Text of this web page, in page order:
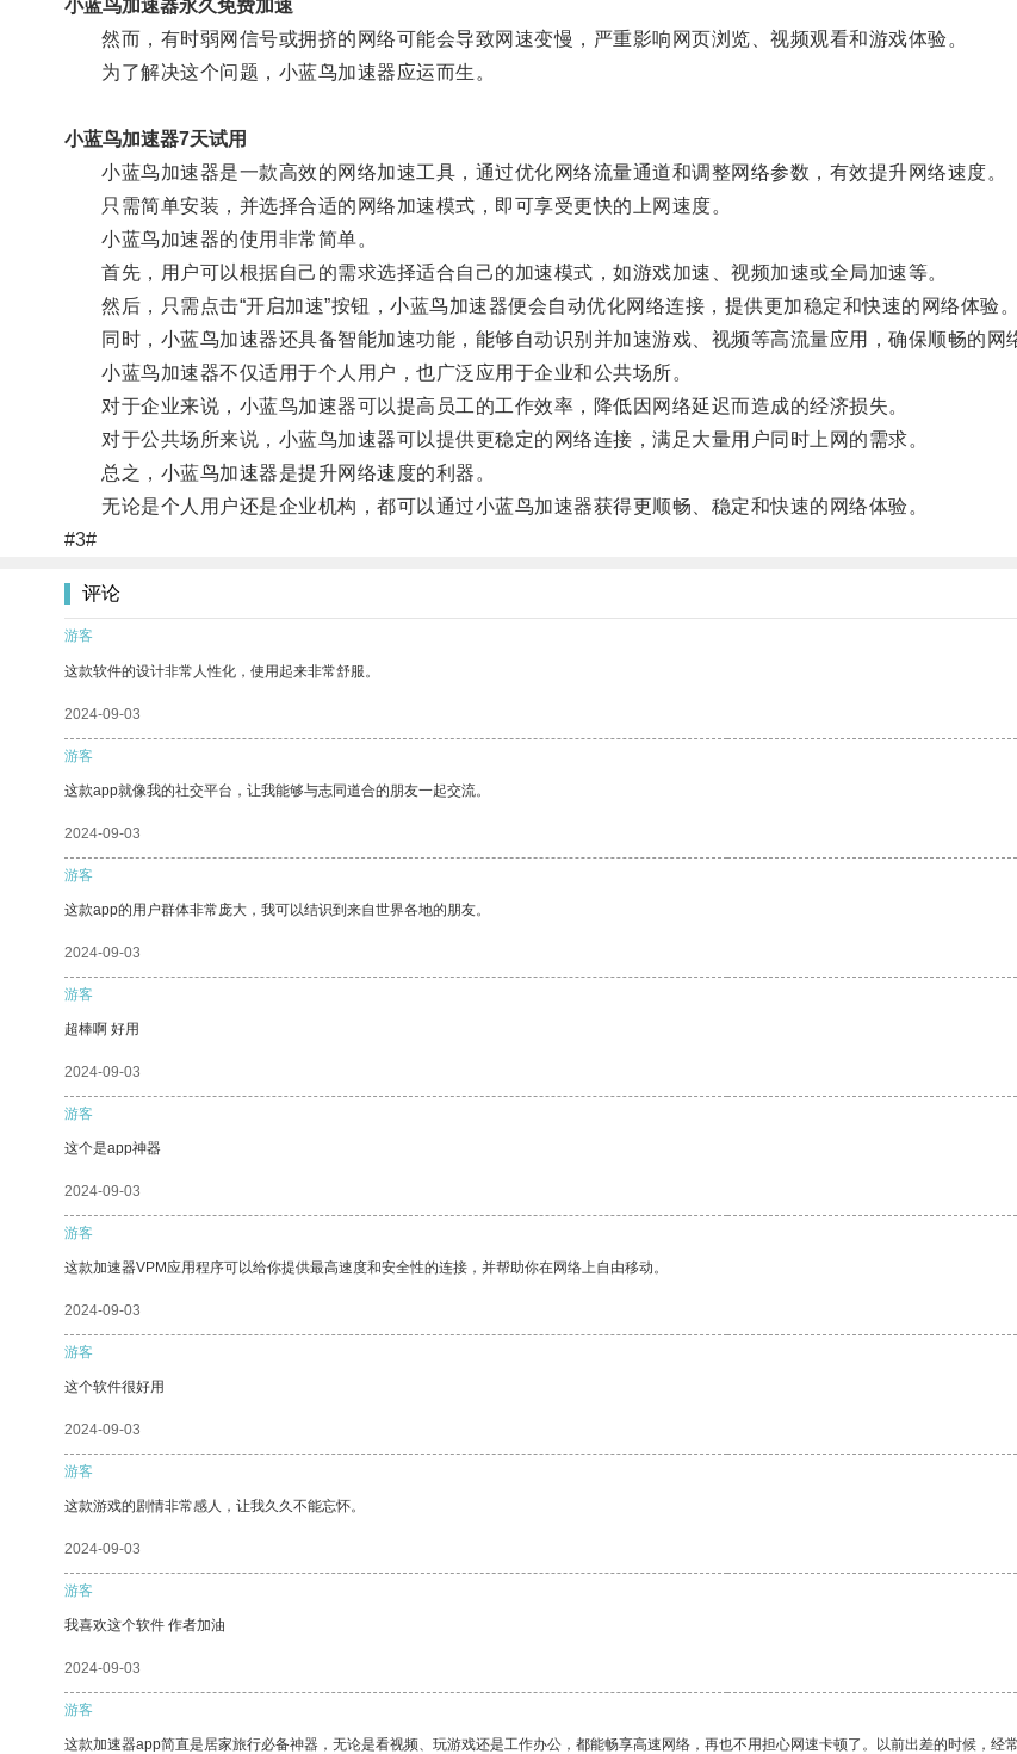
小蓝鸟加速器永久免费加速
然而，有时弱网信号或拥挤的网络可能会导致网速变慢，严重影响网页浏览、视频观看和游戏体验。
为了解决这个问题，小蓝鸟加速器应运而生。
小蓝鸟加速器7天试用
小蓝鸟加速器是一款高效的网络加速工具，通过优化网络流量通道和调整网络参数，有效提升网络速度。
只需简单安装，并选择合适的网络加速模式，即可享受更快的上网速度。
小蓝鸟加速器的使用非常简单。
首先，用户可以根据自己的需求选择适合自己的加速模式，如游戏加速、视频加速或全局加速等。
然后，只需点击“开启加速”按钮，小蓝鸟加速器便会自动优化网络连接，提供更加稳定和快速的网络体验。
同时，小蓝鸟加速器还具备智能加速功能，能够自动识别并加速游戏、视频等高流量应用，确保顺畅的网
小蓝鸟加速器不仅适用于个人用户，也广泛应用于企业和公共场所。
对于企业来说，小蓝鸟加速器可以提高员工的工作效率，降低因网络延迟而造成的经济损失。
对于公共场所来说，小蓝鸟加速器可以提供更稳定的网络连接，满足大量用户同时上网的需求。
总之，小蓝鸟加速器是提升网络速度的利器。
无论是个人用户还是企业机构，都可以通过小蓝鸟加速器获得更顺畅、稳定和快速的网络体验。
#3#
评论
游客
这款软件的设计非常人性化，使用起来非常舒服。
2024-09-03
游客
这款app就像我的社交平台，让我能够与志同道合的朋友一起交流。
2024-09-03
游客
这款app的用户群体非常庞大，我可以结识到来自世界各地的朋友。
2024-09-03
游客
超棒啊 好用
2024-09-03
游客
这个是app神器
2024-09-03
游客
这款加速器VPM应用程序可以给你提供最高速度和安全性的连接，并帮助你在网络上自由移动。
2024-09-03
游客
这个软件很好用
2024-09-03
游客
这款游戏的剧情非常感人，让我久久不能忘怀。
2024-09-03
游客
我喜欢这个软件 作者加油
2024-09-03
游客
这款加速器app简直是居家旅行必备神器，无论是看视频、玩游戏还是工作办公，都能畅享高速网络，再也不用担心网速卡顿了。以前出差的时候，经